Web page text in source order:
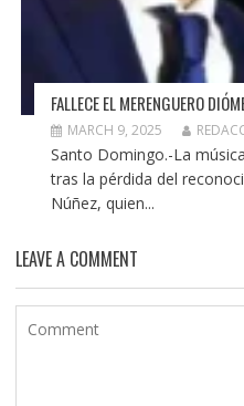
FALLECE EL MERENGUERO
MARCH 9, 2025
Santo Domingo.-La
tras la pérdida del
Núñez, quien...
LEAVE A COMMENT